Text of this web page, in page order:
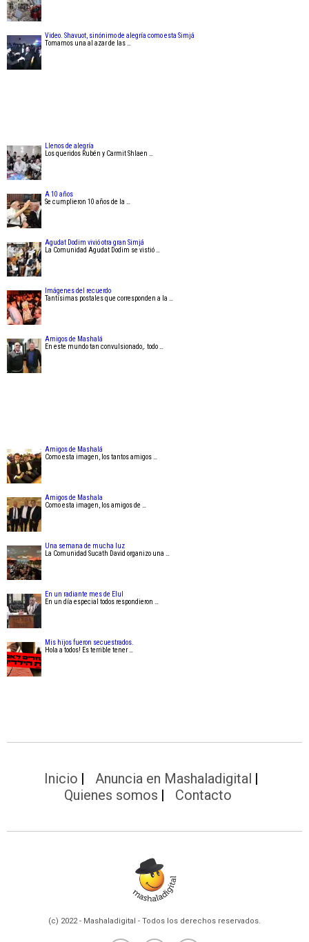
Video. Shavuot, sinónimo de alegría como esta Simjá
Tomamos una al azar de las …
Llenos de alegría
Los queridos Rubén y Carmit Shlaen …
A 10 años
Se cumplieron 10 años de la …
Agudat Dodim vivió otra gran Simjá
La Comunidad Agudat Dodim se vistió …
Imágenes del recuerdo
Tantísimas postales que corresponden a la …
Amigos de Mashalá
En este mundo tan convulsionado,. todo …
Amigos de Mashalá
Como esta imagen, los tantos amigos …
Amigos de Mashala
Como esta imagen, los amigos de …
Una semana de mucha luz
La Comunidad Sucath David organizo una …
En un radiante mes de Elul
En un día especial todos respondieron …
Mis hijos fueron secuestrados.
Hola a todos! Es terrible tener …
Inicio
Anuncia en Mashaladigital
Quienes somos
Contacto
(c) 2022 - Mashaladigital - Todos los derechos reservados.